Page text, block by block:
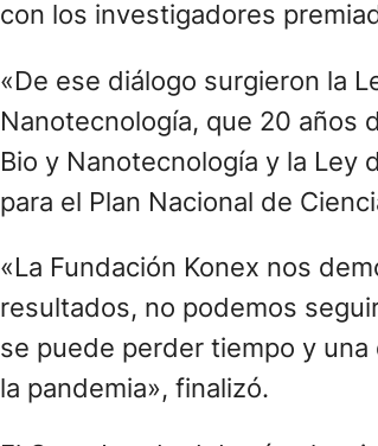
con los investigadores
«De ese diálogo surgieron la
Nanotecnología, que 20 años
Bio y Nanotecnología y la Ley
para el Plan Nacional de
«La Fundación Konex nos
resultados, no podemos
se puede perder tiempo y
la pandemia», finalizó.